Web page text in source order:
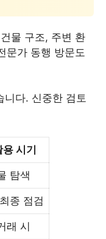
물 구조, 주변 환
문가 동행 방문도
니다. 신중한 검토
용 시기
탐색
종 점검
래 시